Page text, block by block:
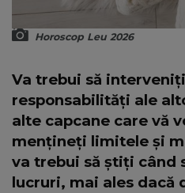
Horoscop Leu 2026
Va trebui să
responsabilități ale
alte capcane care vă
mențineți limitele și
va trebui să știți când
lucruri, mai ales dacă